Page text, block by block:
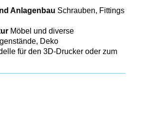
Anlagenbau Schrauben, Fittings
Möbel und diverse
Deko
für den 3D-Drucker oder zum